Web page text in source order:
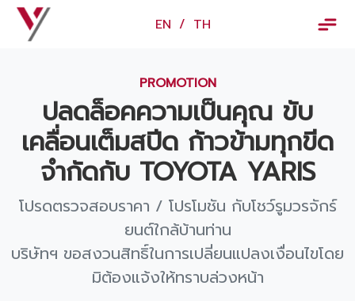
EN / TH ×
เกี่ยวกับเรา
ปฏิทินกิจกรรมและวันหยุด
รุ่นรถ
PROMOTION
ปลดล็อคความเป็นคุณ ขับ
เคลื่อนเต็มสปีด ก้าวข้ามทุกขีด
จํากัดกับ TOYOTA YARIS
โปรดตรวจสอบราคา / โปรโมชัน กับโชว์รูมวรจักร์
ยนต์ใกล้บ้านท่าน
บริษัทฯ ขอสงวนสิทธิ์ในการเปลี่ยนแปลงเงื่อนไขโดย
มิต้องแจ้งให้ทราบล่วงหน้า